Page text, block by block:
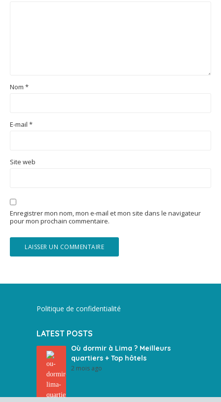
Nom *
E-mail *
Site web
Enregistrer mon nom, mon e-mail et mon site dans le navigateur
pour mon prochain commentaire.
Politique de confidentialité
LATEST POSTS
Où dormir à Lima ? Meilleurs
quartiers + Top hôtels
2 mois ago